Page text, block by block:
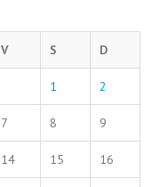
V S D
1 2
7 8 9
14 15 16